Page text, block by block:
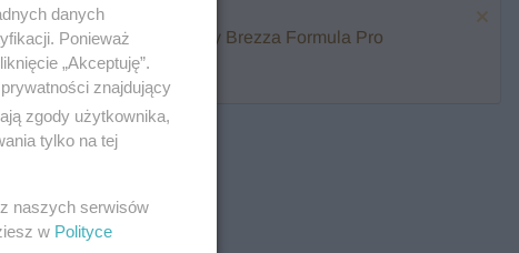
i zawalcz o Baby Brezza Formula Pro
danych
Ponieważ
„Akceptuję”.
znajdujący
zgody użytkownika,
tylko na tej
naszych serwisów
w Polityce